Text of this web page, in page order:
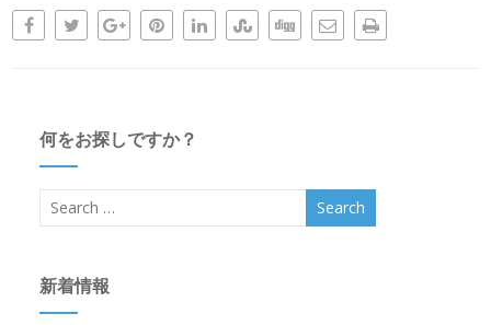
何をお探しですか？
新着情報